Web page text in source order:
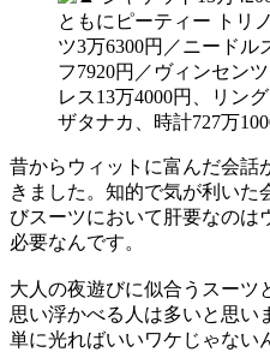
昔からウィットに富んだ会話
きました。知的で気が利いた
びスーツにおいて肝要なのは
必要なんです。
大人の夜遊びに似合うスーツ
思い浮かべる人は多いと思い
単に光ればいいワケじゃない